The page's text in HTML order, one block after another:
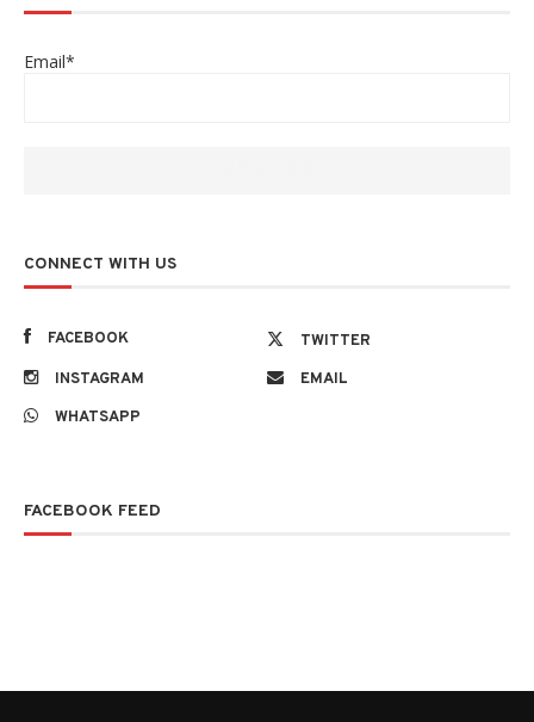
Email*
CONNECT WITH US
FACEBOOK
TWITTER
INSTAGRAM
EMAIL
WHATSAPP
FACEBOOK FEED